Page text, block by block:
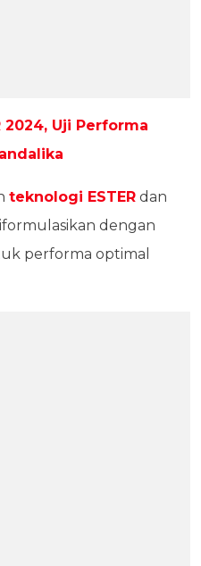
2024, Uji Performa
teknologi ESTER dan
dengan
performa optimal